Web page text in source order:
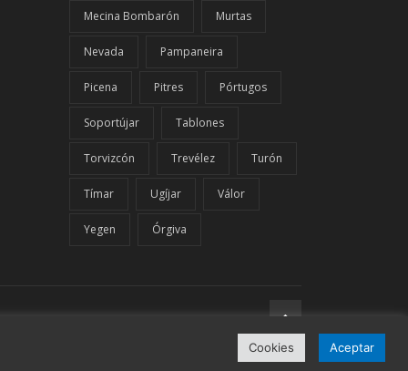
Mecina Bombarón Murtas
Nevada Pampaneira
Picena Pitres Pórtugos
Soportújar Tablones
Torvizcón Trevélez Turón
Tímar Ugíjar Válor
Yegen Órgiva
Cookies Aceptar